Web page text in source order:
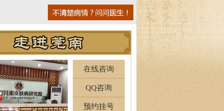
在线咨询
QQ咨询
预约挂号